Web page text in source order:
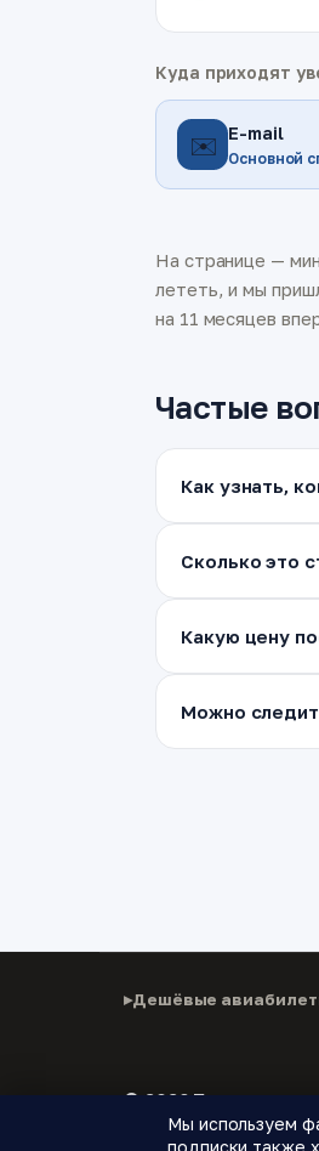
Куда приходят
✉️ E-mail
Основной
На странице —
лететь, и мы
на 11 месяцев
Частые
Как узнать,
Сколько это
Какую цену
Можно
Мы используем
подписки также
Дешёвые
© 2026 Паломнику
Дешёвые